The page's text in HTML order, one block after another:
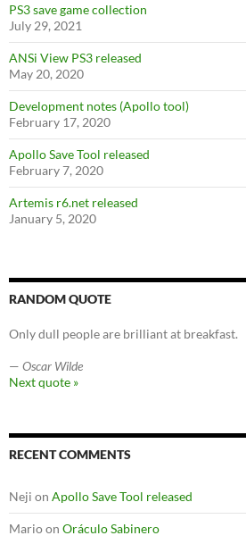
PS3 save game collection
July 29, 2021
ANSi View PS3 released
May 20, 2020
Development notes (Apollo tool)
February 17, 2020
Apollo Save Tool released
February 7, 2020
Artemis r6.net released
January 5, 2020
RANDOM QUOTE
Only dull people are brilliant at breakfast.
— Oscar Wilde
Next quote »
RECENT COMMENTS
Neji on Apollo Save Tool released
Marioon Oráculo Sabinero